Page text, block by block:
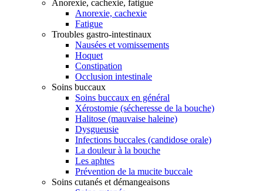
Anorexie, cachexie, fatigue
Anorexie, cachexie
Fatigue
Troubles gastro-intestinaux
Nausées et vomissements
Hoquet
Constipation
Occlusion intestinale
Soins buccaux
Soins buccaux en général
Xérostomie (sécheresse de la bouche)
Halitose (mauvaise haleine)
Dysgueusie
Infections buccales (candidose orale)
La douleur à la bouche
Les aphtes
Prévention de la mucite buccale
Soins cutanés et démangeaisons